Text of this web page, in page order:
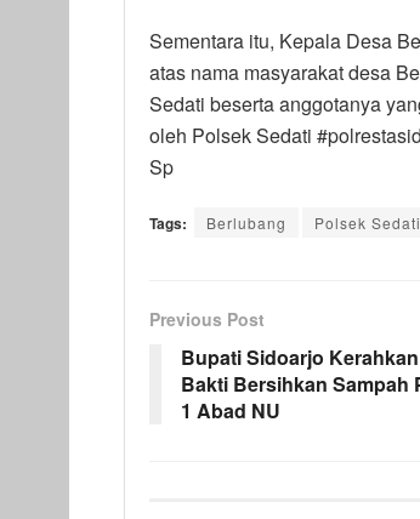
Sementara itu, Kepala Desa
atas nama masyarakat desa
Sedati beserta anggotanya
oleh Polsek Sedati
Sp
Tags: Berlubang Polsek Sedati
Previous Post
Bupati Sidoarjo
Bakti Bersihkan Sampah
1 Abad NU